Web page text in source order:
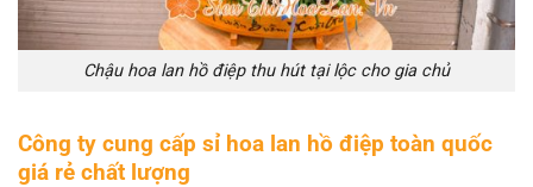
Chậu hoa lan hồ điệp thu hút tại lộc cho gia chủ
Công ty cung cấp sỉ hoa lan hồ điệp toàn quốc
giá rẻ chất lượng